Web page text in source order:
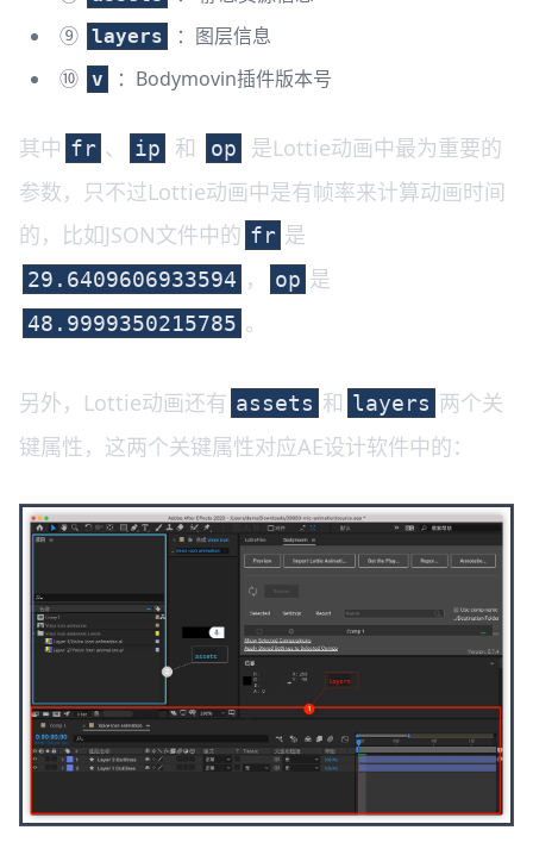
⑨ layers
：图层信息
⑩ v ：Bodymovin插件版本号
其中 fr 、 ip 和 op
是Lottie动画中最为重要的
参数，只不过Lottie动画中是有帧率来计算动画时间
的，比如JSON文件中的 fr 是
29.6409606933594 ， op 是
48.9999350215785 。
另外，Lottie动画还有 assets 和 layers 两个关
键属性，这两个关键属性对应AE设计软件中的：